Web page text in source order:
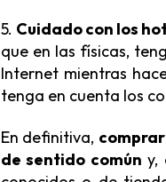
5. Cuidado con los
que en las físicas,
Internet mientras
tenga en cuenta los
En definitiva,
de sentido común y,